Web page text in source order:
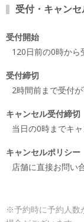
受付・キャン
受付開始
120日前の0時から
受付締切
2時間前まで受付
キャンセル受付締切
当日の0時までキ
キャンセルポリシー
店舗に直接お問い
※予約時に予約人数